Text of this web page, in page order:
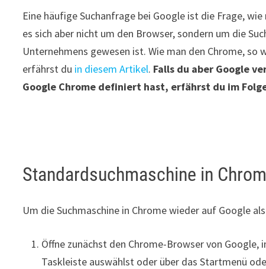
Eine häufige Suchanfrage bei Google ist die Frage,
es sich aber nicht um den Browser, sondern um die
Unternehmens gewesen ist. Wie man den Chrome,
erfährst du in diesem Artikel. Falls du aber Google
Google Chrome definiert hast, erfährst du im
Standardsuchmaschine in
Um die Suchmaschine in Chrome wieder auf Google
Öffne zunächst den Chrome-Browser von
Taskleiste auswählst oder über das Startmenü